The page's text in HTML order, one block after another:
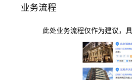
业务流程
此处业务流程仅作为建议，